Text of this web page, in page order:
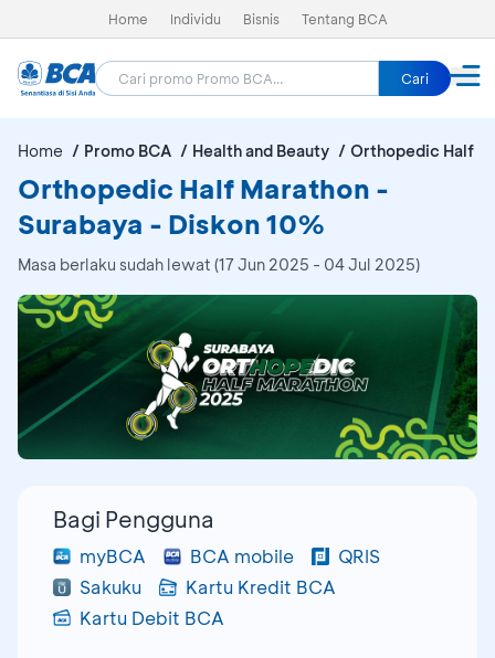
Home Individu Bisnis Tentang BCA
Cari
Home Promo BCA Health and Beauty Orthopedic Half
Orthopedic Half Marathon -
Surabaya - Diskon 10%
Masa berlaku sudah lewat (17 Jun 2025 - 04 Jul 2025)
Bagi Pengguna
myBCA BCA mobile
QRIS
Sakuku
Kartu Kredit BCA
Kartu Debit BCA